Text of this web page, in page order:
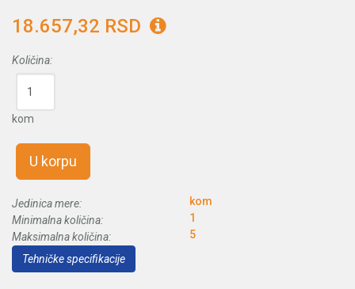
18.657,32 RSD
Količina:
kom
U korpu
Jedinica mere:
kom
Minimalna količina:
1
Maksimalna količina:
5
Tehničke specifikacije